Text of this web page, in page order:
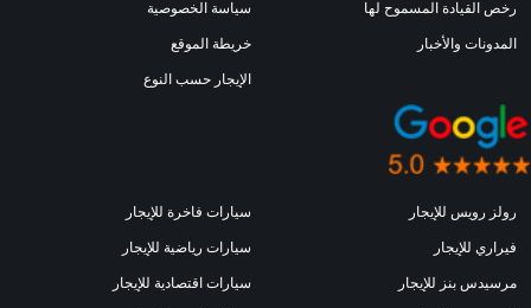
رخص القيادة المسموح لها
المدونات والأخبار
سياسة الخصوصية
خريطة الموقع
الإيجار حسب النوع
رولز رويس للإيجار
فيراري للإيجار
مرسيدس بنز للإيجار
سيارات فاخرة للإيجار
سيارات رياضية للإيجار
سيارات اقتصادية للإيجار